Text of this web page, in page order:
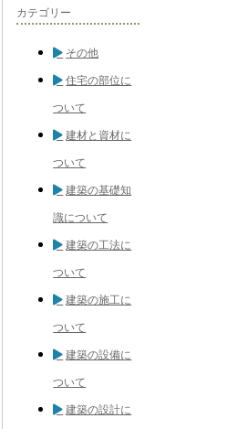
カテゴリー
その他
住宅の部位に
ついて
建材と資材に
ついて
建築の基礎知
識について
建築の工法に
ついて
建築の施工に
ついて
建築の設備に
ついて
建築の設計に